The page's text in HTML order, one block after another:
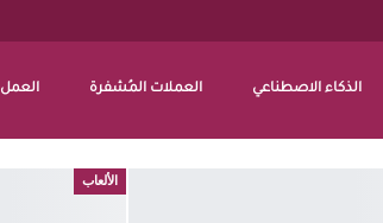
الذكاء الاصطناعي العملات المُشفرة العمل
الألعاب